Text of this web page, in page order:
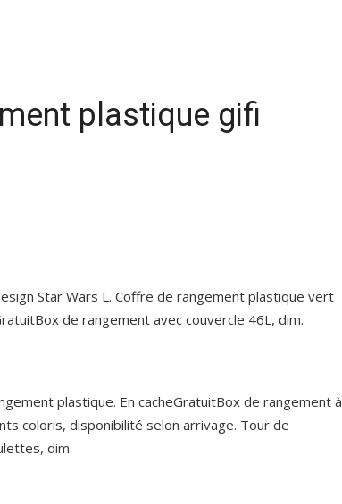
plastique gifi
Star Wars L. Coffre de rangement plastique vert
de rangement avec couvercle 46L, dim.
plastique. En cacheGratuitBox de rangement à
coloris, disponibilité selon arrivage. Tour de
dim.